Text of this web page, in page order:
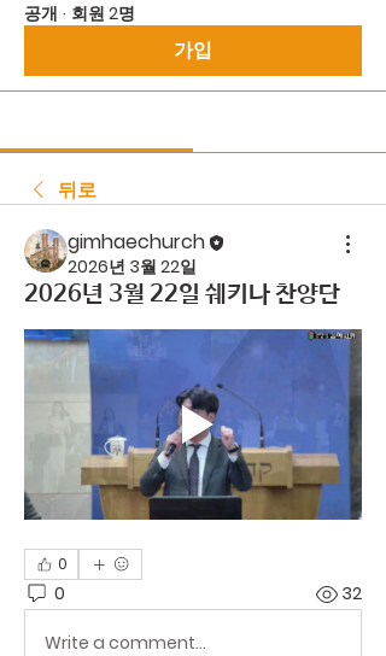
공개 · 회원 2명
가입
뒤로
gimhaechurch
2026년 3월 22일
2026년 3월 22일 쉐키나 찬양단
0
0 32
Write a comment...